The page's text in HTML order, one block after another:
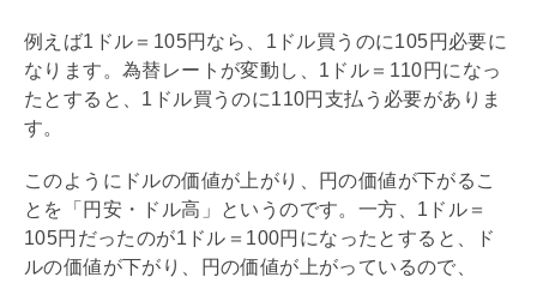
例えば1ドル＝105円なら、1ドル買うのに105円必要に
なります。為替レートが変動し、1ドル＝110円になっ
たとすると、1ドル買うのに110円支払う必要がありま
す。
このようにドルの価値が上がり、円の価値が下がるこ
とを「円安・ドル高」というのです。一方、1ドル＝
105円だったのが1ドル＝100円になったとすると、ド
ルの価値が下がり、円の価値が上がっているので、